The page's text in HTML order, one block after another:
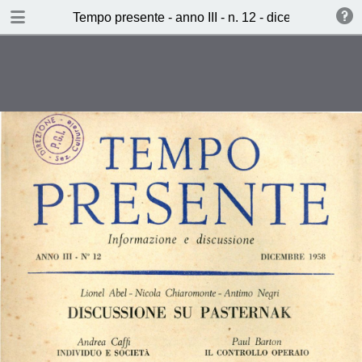
Tempo presente - anno III - n. 12 - dicembre 1958
TABLE OF CONTENTS
Sommersione (J. R. Wilcock)
Quattro poesie (C. Vivaldi)
Perchè ce ne siamo andati
(Gastone Duse)
(Carla Accardi)
Lettera da Parigi (J. Bloch-Michel)
Lettera da Broadway (L.